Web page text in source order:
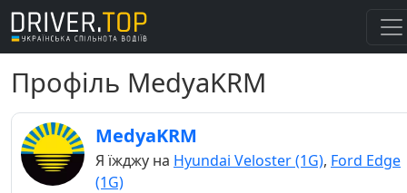
Профіль MedyaKRM
MedyaKRM
Я їжджу на Hyundai Veloster (1G), Ford Edge
(1G)